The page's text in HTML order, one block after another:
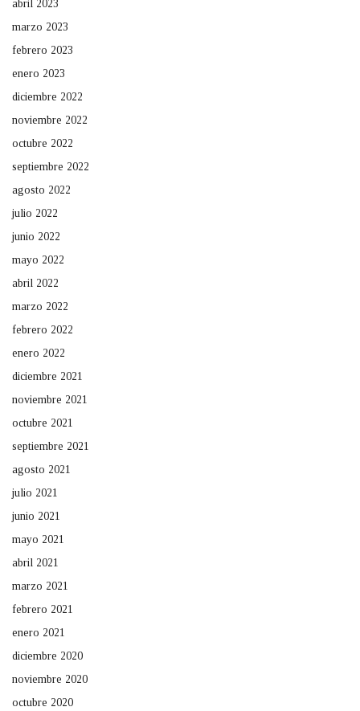
abril 2023
marzo 2023
febrero 2023
enero 2023
diciembre 2022
noviembre 2022
octubre 2022
septiembre 2022
agosto 2022
julio 2022
junio 2022
mayo 2022
abril 2022
marzo 2022
febrero 2022
enero 2022
diciembre 2021
noviembre 2021
octubre 2021
septiembre 2021
agosto 2021
julio 2021
junio 2021
mayo 2021
abril 2021
marzo 2021
febrero 2021
enero 2021
diciembre 2020
noviembre 2020
octubre 2020